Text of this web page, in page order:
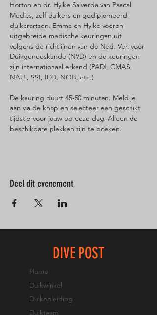
Horton en dr. Hylke Salverda van Pascal
Medics, zelf duikers en gediplomeerd
duikerartsen. Emma en Hylke voeren
uitgebreide medische keuringen uit
volgens de richtlijnen van de Ned. Ver. voor
Duikgeneeskunde (NVD) en de keuringen
zijn internationaal erkend (PADI, CMAS,
NAUI, SSI, IDD, NOB, etc.)
De keuring duurt 45-50 minuten. Meld je
aan via de knop en selecteer een geschikt
tijdstip voor jouw op deze dag. Alleen de
beschikbare plekken zijn te boeken.
Deel dit evenement
DIVE POST
Home
Duikwinkel
Duikopleiding
Duikteam